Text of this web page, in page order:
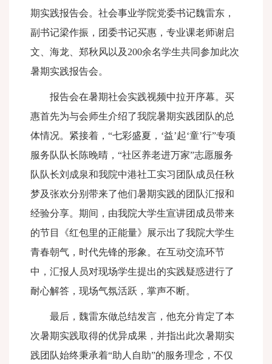
期实践报告会。社会事业学院党委书记魏雷东，
副书记梁作振，团委书记买惠，专业课老师谢启
文、海龙、郑秋风以及 200余名学生共同参加此次
暑期实践报告会。
报告会在暑期社会实践视频中拉开序幕。买
惠首先为与会师生介绍了我院暑期实践团队的总
体情况。紧接着，“七彩盛夏，‘益’起‘童’行”专项
服务队队长陈晚晴，“社区养老进万家”志愿服务
队队长刘成泉和我院中港社工实习团队成员任秋
梦及张欢分别带来了他们暑期实践的团队汇报和
经验分享。期间，由我院大学生宣讲团成员带来
的节目《红包里的正能量》展示出了我院大学生
青春朝气，时代先锋的形象。在互动交流环节
中，汇报人员对现场学生提出的实践疑惑进行了
耐心解答，现场气氛活跃，掌声不断。
最后，魏雷东做总结发言，他充分肯定了本
次暑期实践取得的优异成果，并指出此次暑期实
践团队始终秉承着“助人自助”的服务理念，不仅